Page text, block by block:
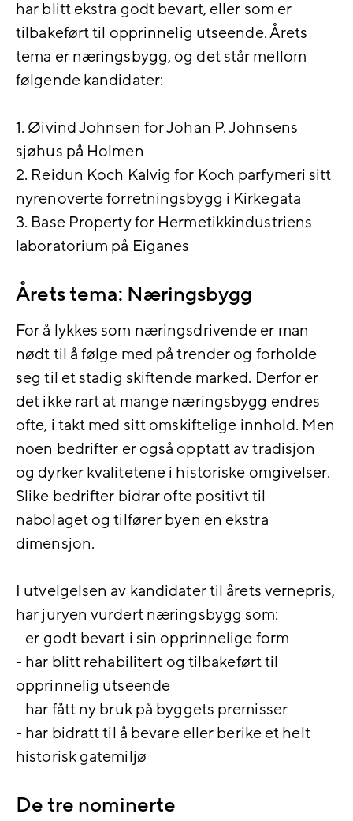
har blitt ekstra godt bevart, eller som er
tilbakeført til opprinnelig utseende. Årets
tema er næringsbygg, og det står mellom
følgende kandidater:
1. Øivind Johnsen for Johan P. Johnsens
sjøhus på Holmen
2. Reidun Koch Kalvig for Koch parfymeri sitt
nyrenoverte forretningsbygg i Kirkegata
3. Base Property for Hermetikkindustriens
laboratorium på Eiganes
Årets tema: Næringsbygg
For å lykkes som næringsdrivende er man
nødt til å følge med på trender og forholde
seg til et stadig skiftende marked. Derfor er
det ikke rart at mange næringsbygg endres
ofte, i takt med sitt omskiftelige innhold. Men
noen bedrifter er også opptatt av tradisjon
og dyrker kvalitetene i historiske omgivelser.
Slike bedrifter bidrar ofte positivt til
nabolaget og tilfører byen en ekstra
dimensjon.
I utvelgelsen av kandidater til årets vernepris,
har juryen vurdert næringsbygg som:
- er godt bevart i sin opprinnelige form
- har blitt rehabilitert og tilbakeført til
opprinnelig utseende
- har fått ny bruk på byggets premisser
- har bidratt til å bevare eller berike et helt
historisk gatemiljø
De tre nominerte